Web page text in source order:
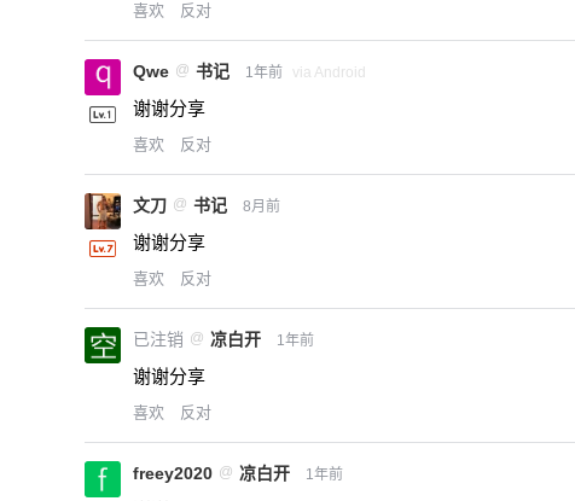
喜欢 反对
Qwe @ 书记 1年前 via Android
谢谢分享
喜欢 反对
文刀 @ 书记 8月前
谢谢分享
喜欢 反对
已注销 @ 凉白开 1年前
谢谢分享
喜欢 反对
freey2020 @ 凉白开 1年前